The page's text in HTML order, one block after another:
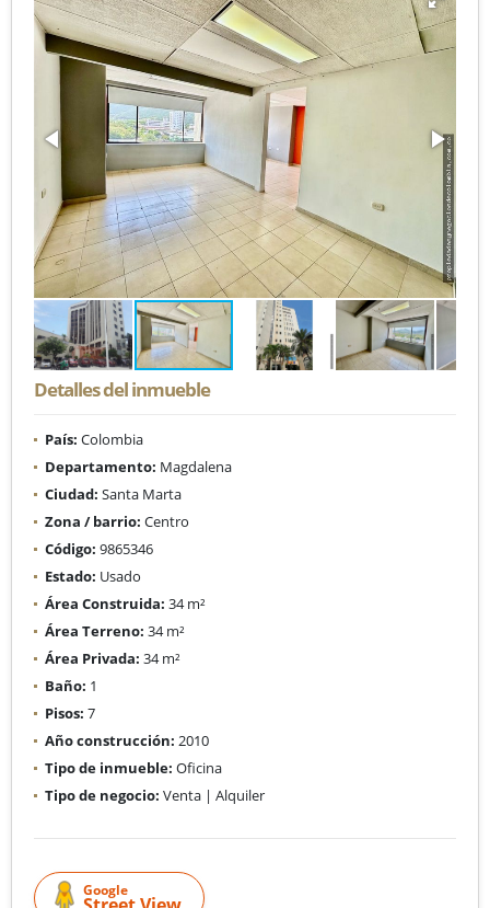
Detalles del inmueble
País: Colombia
Departamento: Magdalena
Ciudad: Santa Marta
Zona / barrio: Centro
Código: 9865346
Estado: Usado
Área Construida: 34 m²
Área Terreno: 34 m²
Área Privada: 34 m²
Baño: 1
Pisos: 7
Año construcción: 2010
Tipo de inmueble: Oficina
Tipo de negocio: Venta | Alquiler
Google